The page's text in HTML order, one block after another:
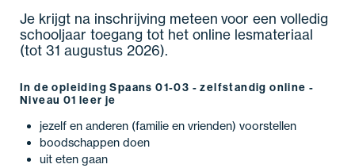
Je krijgt na inschrijving meteen voor een volledig
schooljaar toegang tot het online lesmateriaal
(tot 31 augustus 2026).
In de opleiding Spaans 01-03 - zelfstandig online -
Niveau 01 leer je
jezelf en anderen (familie en vrienden) voorstellen
boodschappen doen
uit eten gaan